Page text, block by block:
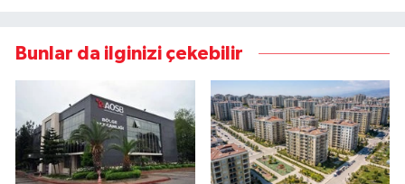
Bunlar da ilginizi çekebilir